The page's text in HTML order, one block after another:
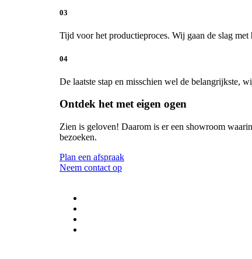
03
Tijd voor het productieproces. Wij gaan de slag
04
De laatste stap en misschien wel de belangrijkste,
Ontdek het met eigen ogen
Zien is geloven! Daarom is er een showroom
bezoeken.
Plan een afspraak
Neem contact op